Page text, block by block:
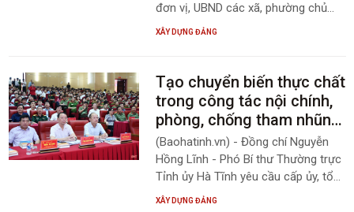
đơn vị, UBND các xã, phường chủ
động thực hiện nội dung về khuyến
chịu trách nhiệm vì lợi ích chung
trong bối cảnh thực hiện Nghị quyết
Đại hội XIV.
XÂY DỰNG ĐẢNG
Tạo chuyển biến thực chất
trong công tác nội chính,
phòng, chống tham nhũng,
lãng phí, tiêu cực
(Baohatinh.vn) - Đồng chí Nguyễn
Hồng Lĩnh - Phó Bí thư Thường trực
Tỉnh ủy Hà Tĩnh yêu cầu cấp ủy, tổ
chức đảng, cơ quan, đơn vị khẩn
XÂY DỰNG ĐẢNG